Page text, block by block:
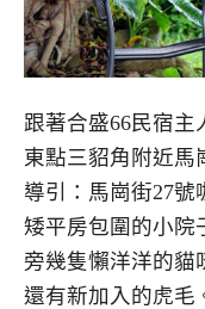
跟著合盛66民宿
東點三貂角附近馬
導引：馬崗街27
矮平房包圍的小院
旁幾隻懶洋洋的貓
還有新加入的虎毛